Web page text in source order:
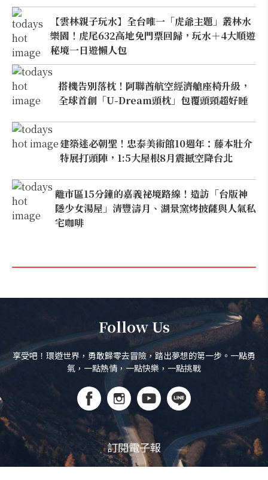
【雲林親子玩水】全台唯一「虎爺主題」叢林水
樂園！虎尾632高地免門票回歸，玩水＋4大順遊
秘境一日遊懶人包
搭機告別落枕！阿聯酋航空經濟艙座椅升級，
全球首創「U-Dream頭枕」包覆頭頸超好睡
建築迷必朝聖！忠泰美術館10週年：藤本壯介
特展打頭陣，1:5大屋根8月震撼空降台北
離市區15分鐘的嘉義祕境路線！造訪「台版神
隱少女湯屋」清豐濤月、湖景窯烤披薩與人氣私
宅咖啡
Follow Us
享受吧！環遊世界，勇敢歸零去冒險，踏出夢想的第一步。一點勇
氣，一點熱情，一點快樂，一點挑戰
訂閱電子報